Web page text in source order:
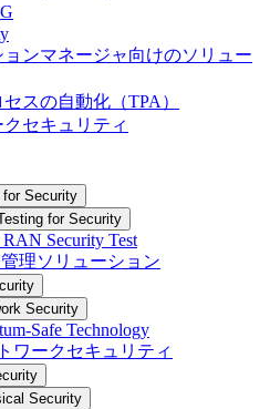
ョンマネージャ向けのソリュー
スの自動化（TPA）
セキュリティ
for Security
for Security
RAN Security Test
理ソリューション
Security
Safe Technology
ワークセキュリティ
Security